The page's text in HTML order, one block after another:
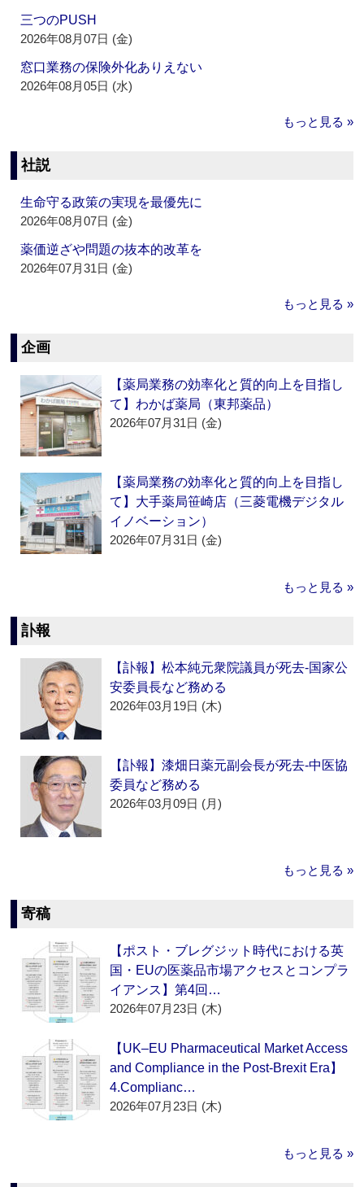
三つのPUSH
2026年08月07日 (金)
窓口業務の保険外化ありえない
2026年08月05日 (水)
もっと見る »
社説
生命守る政策の実現を最優先に
2026年08月07日 (金)
薬価逆ざや問題の抜本的改革を
2026年07月31日 (金)
もっと見る »
企画
【薬局業務の効率化と質的向上を目指し
て】わかば薬局（東邦薬品）
2026年07月31日 (金)
【薬局業務の効率化と質的向上を目指し
て】大手薬局笹崎店（三菱電機デジタル
イノベーション）
2026年07月31日 (金)
もっと見る »
訃報
【訃報】松本純元衆院議員が死去‐国家公
安委員長など務める
2026年03月19日 (木)
【訃報】漆畑日薬元副会長が死去‐中医協
委員など務める
2026年03月09日 (月)
もっと見る »
寄稿
【ポスト・ブレグジット時代における英
国・EUの医薬品市場アクセスとコンプラ
イアンス】第4回…
2026年07月23日 (木)
【UK–EU Pharmaceutical Market Access
and Compliance in the Post-Brexit Era】
4.Complianc…
2026年07月23日 (木)
もっと見る »